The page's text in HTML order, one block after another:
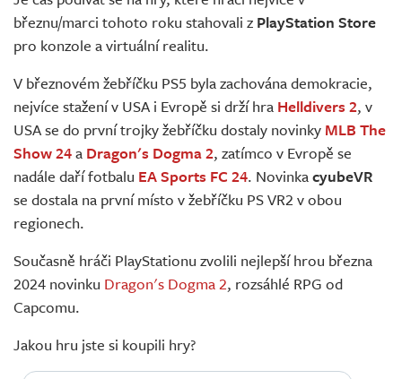
Živě
březnu/marci tohoto roku stahovali z PlayStation Store
pro konzole a virtuální realitu.
V březnovém žebříčku PS5 byla zachována demokracie,
nejvíce stažení v USA i Evropě si drží hra Helldivers 2, v
USA se do první trojky žebříčku dostaly novinky MLB The
Show 24a Dragon's Dogma 2, zatímco v Evropě se
nadále daří fotbalu EA Sports FC 24. NovinkacyubeVR
se dostala na první místo v žebříčku PS VR2 v obou
regionech.
Současně hráči PlayStationu zvolili nejlepší hrou března
2024 novinku Dragon's Dogma 2, rozsáhlé RPG od
Capcomu.
Jakou hru jste si koupili hry?